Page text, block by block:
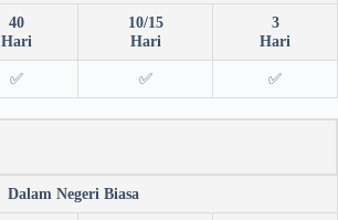
40
Hari
10/15
Hari
3
Hari
✅ ✅ ✅
Dalam Negeri Biasa